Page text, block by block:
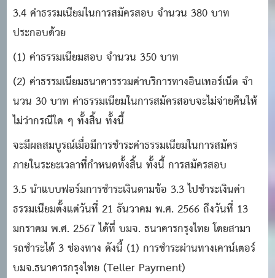
3.4 ค่าธรรมเนียมในการสมัครสอบ จํานวน 380 บาท
ประกอบด้วย
(1) ค่าธรรมเนียมสอบ จํานวน 350 บาท
(2) ค่าธรรมเนียมธนาคารรวมค่าบริการทางอินเทอร์เน็ต จํา
นวน 30 บาท ค่าธรรมเนียมในการสมัครสอบจะไม่จ่ายคืนให้
ไม่ว่ากรณีใด ๆ ทั้งสิ้น ทั้งนี้
จะมีผลสมบูรณ์เมื่อมีการชําระค่าธรรมเนียมในการสมัคร
ภายในระยะเวลาที่กําหนดทั้งสิ้น ทั้งนี้ การสมัครสอบ
3.5 นําแบบฟอร์มการชําระเงินตามข้อ 3.3 ไปชําระเงินค่า
ธรรมเนียมตั้งแต่วันที่ 21 ธันวาคม พ.ศ. 2566 ถึงวันที่ 13
มกราคม พ.ศ. 2567 ได้ที่ บมจ. ธนาคารกรุงไทย โดยสามา
รถชําระได้ 3 ช่องทาง ดังนี้ (1) การชําระผ่านทางเคาน์เตอร์
บมจ.ธนาคารกรุงไทย (Teller Payment)